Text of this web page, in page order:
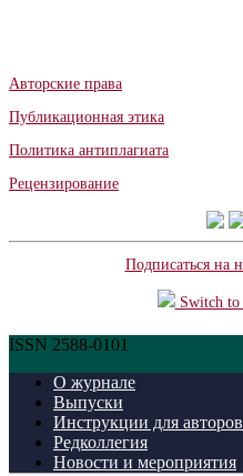
Авторские права
Публикационная этика
Политика антиплагиата
Рецензирование
Подписаться на
Switch to
ISSN 2588-0101
О журнале
Выпуски
Инструкции для авторов
Редколлегия
Новости и мероприятия